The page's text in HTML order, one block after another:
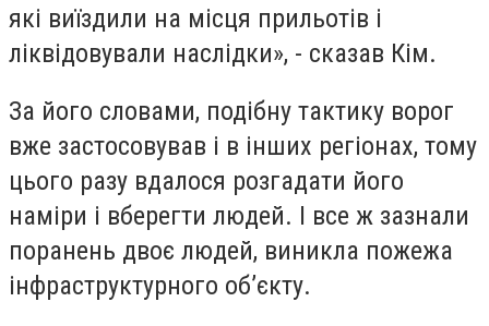
які виїздили на місця прильотів і
ліквідовували наслідки», - сказав Кім.
За його словами, подібну тактику ворог
вже застосовував і в інших регіонах, тому
цього разу вдалося розгадати його
наміри і вберегти людей. І все ж зазнали
поранень двоє людей, виникла пожежа
інфраструктурного об’єкту.